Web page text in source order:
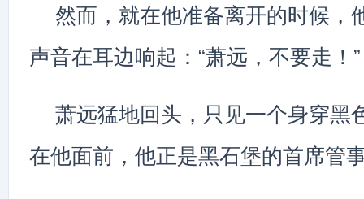
然而，就在他准备离开的时候，
声音在耳边响起：“萧远，不要走！”
萧远猛地回头，只见一个身穿黑
在他面前，他正是黑石堡的首席管